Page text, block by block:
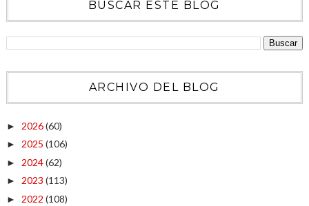
BUSCAR ESTE BLOG
ARCHIVO DEL BLOG
► 2026(60)
► 2025 (106)
► 2024(62)
► 2023 (113)
► 2022 (108)